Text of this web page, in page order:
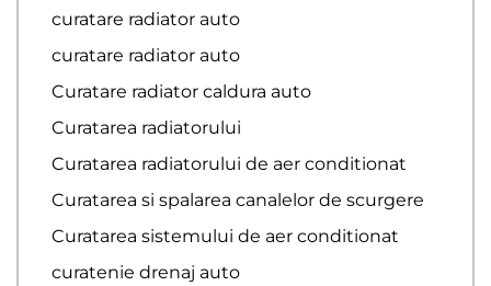
curatare radiator auto
curatare radiator auto
Curatare radiator caldura auto
Curatarea radiatorului
Curatarea radiatorului de aer conditionat
Curatarea si spalarea canalelor de scurgere
Curatarea sistemului de aer conditionat
curatenie drenaj auto